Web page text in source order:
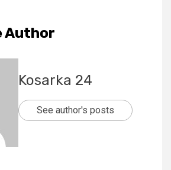
Author
Kosarka 24
See author's posts